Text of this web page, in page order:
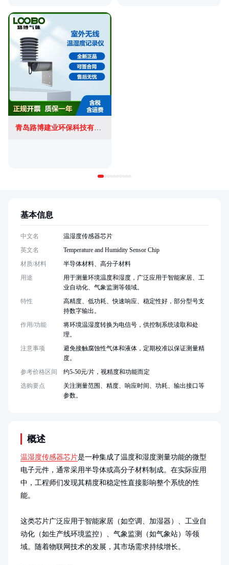
青岛路博建业环保科技有限公司
概述
温湿度传感器芯片是一种集成了温度和湿度测量功能的微型
电子元件，通常采用半导体或高分子材料制成。在实际应用
中，工程师们发现其精度和稳定性直接影响整个系统的性
能。
这类芯片广泛应用于智能家居（如空调、加湿器）、工业自
动化（如生产线环境监控）、气象监测（如气象站）等领
域。随着物联网技术的发展，其市场需求持续增长。
基本信息
中文名
温湿度传感器芯片
英文名
Temperature and Humidity Sensor Chip
材质/材料
半导体材料、高分子材料
用途
用于测量环境温度和湿度，广泛应用于智能家居、工
业自动化、气象监测等领域。
特性
高精度、低功耗、快速响应、稳定性好，部分型号支
持数字输出。
作用/功能
将环境温湿度转换为电信号，供控制系统读取和处
理。
注意事项
避免接触腐蚀性气体和液体，定期校准以保证测量精
度。
参考价格区间
约5-50元/片，视精度和功能而定
选购要点
关注测量范围、精度、响应时间、功耗、输出接口等
参数。